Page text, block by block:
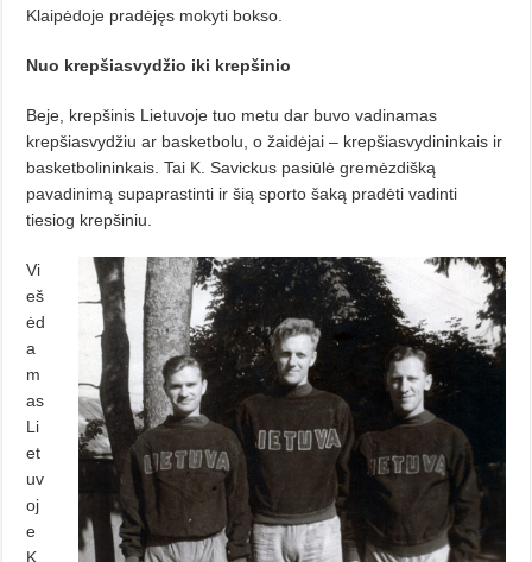
Klaipėdoje pradėjęs mokyti bokso.
Nuo krepšiasvydžio iki krepšinio
Beje, krepšinis Lietuvoje tuo metu dar buvo vadinamas
krepšiasvydžiu ar basketbolu, o žaidėjai – krepšiasvydininkais ir
basketbolininkais. Tai K. Savickus pasiūlė gremėzdišką
pavadinimą supaprastinti ir šią sporto šaką pradėti vadinti
tiesiog krepšiniu.
Vi
eš
ėd
a
m
as
Li
et
uv
oj
e
K.